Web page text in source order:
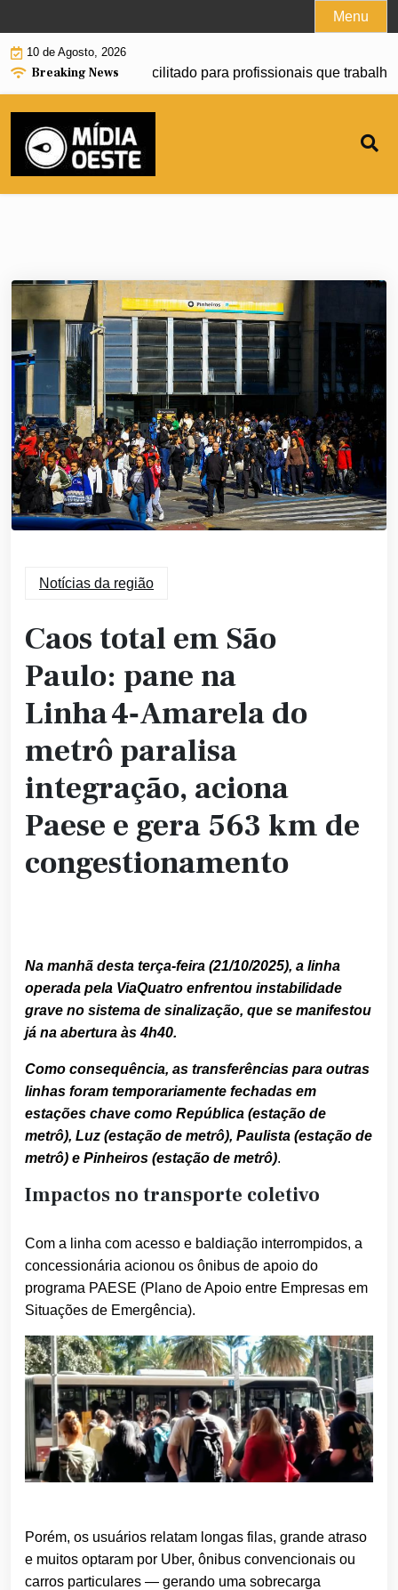
to
content
Menu
10 de Agosto, 2026
Breaking News
financiamento facilitado para profissionais que trabalham
Notícias da região
Caos total em São
Paulo: pane na
Linha 4‑Amarela do
metrô paralisa
integração, aciona
Paese e gera 563 km de
congestionamento
Na manhã desta terça-feira (21/10/2025), a linha
operada pela ViaQuatro enfrentou instabilidade
grave no sistema de sinalização, que se manifestou
já na abertura às 4h40.
Como consequência, as transferências para outras
linhas foram temporariamente fechadas em
estações chave como República (estação de
metrô), Luz (estação de metrô), Paulista (estação de
metrô) e Pinheiros (estação de metrô).
Impactos no transporte coletivo
Com a linha com acesso e baldiação interrompidos, a
concessionária acionou os ônibus de apoio do
programa PAESE (Plano de Apoio entre Empresas em
Situações de Emergência).
Porém, os usuários relatam longas filas, grande atraso
e muitos optaram por Uber, ônibus convencionais ou
carros particulares — gerando uma sobrecarga